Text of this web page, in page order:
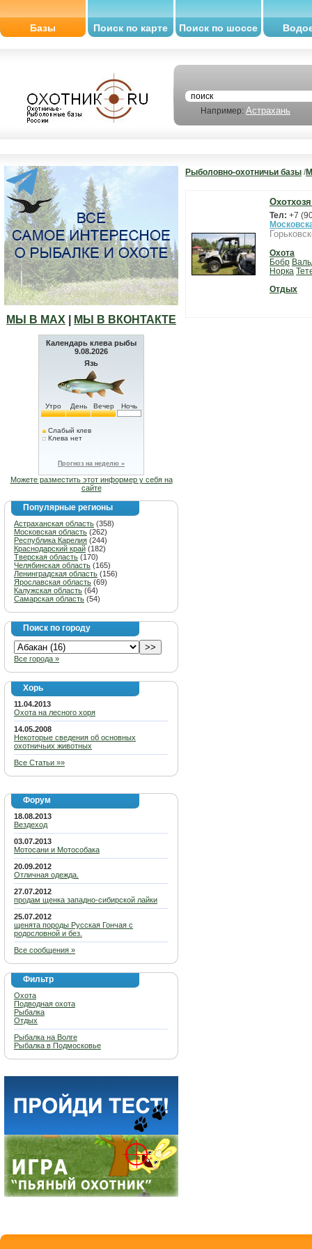
Базы Поиск по карте Поиск по шоссе
Например: Астрахань
МЫ В МАХ МЫ В ВКОНТАКТЕ
Календарь клева рыбы
9.08.2026
Язь
Утро День Вечер Ночь
Слабый клев
Клева нет
Прогноз на неделю »
Можете разместить этот информер у себя на
сайте
Популярные регионы
Астраханская область (358)
Московская область (262)
Республика Карелия (244)
Краснодарский край (182)
Тверская область (170)
Челябинская область (165)
Ленинградская область (156)
Ярославская область (69)
Калужская область (64)
Самарская область (54)
Поиск по городу
Все города »
Хорь
11.04.2013
Охота на лесного хоря
14.05.2008
Некоторые сведения об основных
охотничьих животных
Все Статьи »»
Форум
18.08.2013
Вездеход
03.07.2013
Мотосани и Мотособака
20.09.2012
Отличная одежда.
27.07.2012
продам щенка западно-сибирской лайки
25.07.2012
щенята породы Русская Гончая с
родословной и без.
Все сообщения »
Фильтр
Охота
Подводная охота
Рыбалка
Отдых
Рыбалка на Волге
Рыбалка в Подмосковье
Рыболовно-охотничьи базы /
Тел: +7
Охота
Бобр
Норка
Отдых